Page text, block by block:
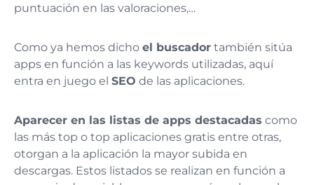
puntuación en las valoraciones,…
Como ya hemos dicho el buscador también sitúa
apps en función a las keywords utilizadas, aquí
entra en juego el SEO de las aplicaciones.
Aparecer en las listas de apps destacadas como
las más top o top aplicaciones gratis entre otras,
otorgan a la aplicación la mayor subida en
descargas. Estos listados se realizan en función a